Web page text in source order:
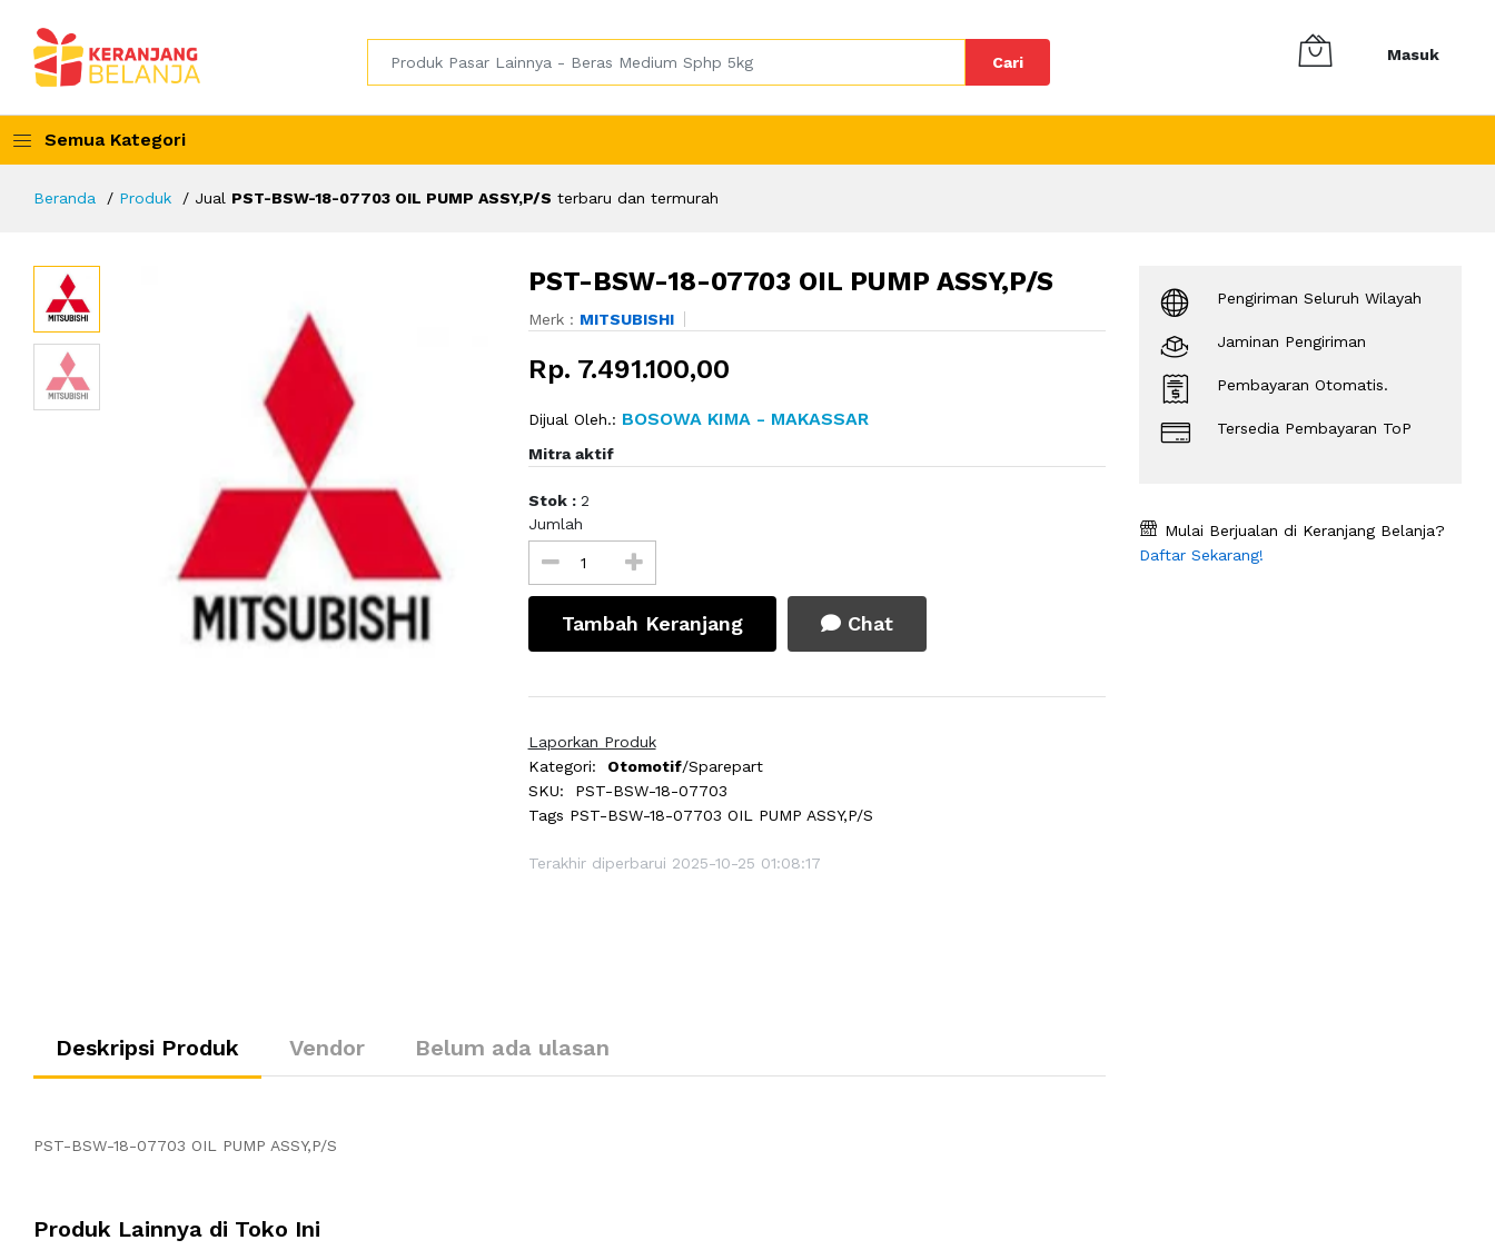
Cari Masuk
Semua Kategori
Beranda Produk Jual PST-BSW-18-07703 OIL PUMP ASSY,P/S terbaru dan termurah
PST-BSW-18-07703 OIL PUMP ASSY,P/S
Merk : MITSUBISHI
Rp. 7.491.100,00
Dijual Oleh.: BOSOWA KIMA - MAKASSAR
Mitra aktif
Stok : 2
Jumlah
Tambah Keranjang Chat
Laporkan Produk
Kategori:
Otomotif/Sparepart
SKU:
PST-BSW-18-07703
Tags PST-BSW-18-07703 OIL PUMP ASSY,P/S
Terakhir diperbarui 2025-10-25 01:08:17
Deskripsi Produk Vendor Belum ada ulasan
PST-BSW-18-07703 OIL PUMP ASSY,P/S
Pengiriman Seluruh Wilayah
Jaminan Pengiriman
Pembayaran Otomatis.
Tersedia Pembayaran ToP
Mulai Berjualan di Keranjang Belanja?
Daftar Sekarang!
Produk Lainnya di Toko Ini